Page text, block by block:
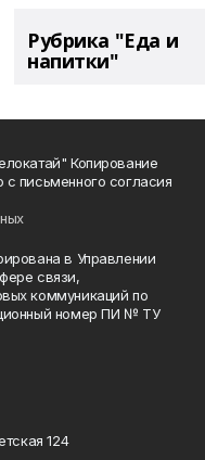
Рубрика "Еда и
напитки"
Копирование
письменного согласия
в Управлении
связи,
коммуникаций по
номер ПИ № ТУ
124